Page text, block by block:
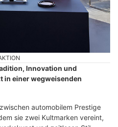
Innovation und
in einer wegweisenden
automobilem Prestige
sie zwei Kultmarken vereint,